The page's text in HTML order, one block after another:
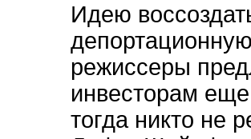
Идею
режиссеры
инвесторам
тогда никто не